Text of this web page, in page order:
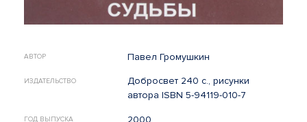
АВТОР Павел Громушкин
ИЗДАТЕЛЬСТВО
Добросвет 240 с., рисунки
автора ISBN 5-94119-010-7
ГОД ВЫПУСКА 2000